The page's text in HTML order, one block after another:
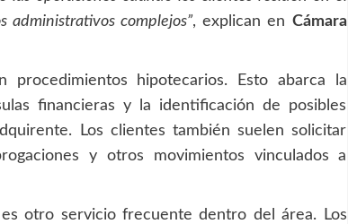
complejos”, explican en Cámara
procedimientos hipotecarios. Esto abarca la
financieras y la identificación de posibles
Los clientes también suelen solicitar
y otros movimientos vinculados a
otro servicio frecuente dentro del área. Los